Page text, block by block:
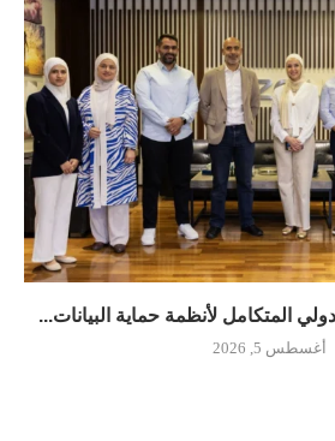
المتكامل لأنظمة حماية البيانات...
أغسطس 5, 2026